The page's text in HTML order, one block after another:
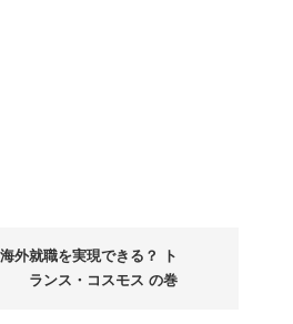
外就職を実現できる？ ト
ランス・コスモス の巻